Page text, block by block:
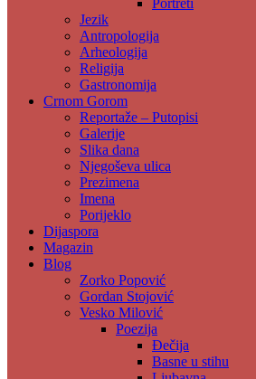
Portreti
Jezik
Antropologija
Arheologija
Religija
Gastronomija
Crnom Gorom
Reportaže – Putopisi
Galerije
Slika dana
Njegoševa ulica
Prezimena
Imena
Porijeklo
Dijaspora
Magazin
Blog
Zorko Popović
Gordan Stojović
Vesko Milović
Poezija
Đečija
Basne u stihu